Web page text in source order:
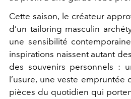
Cette saison, le créateur
d’un tailoring masculin
une sensibilité
inspirations naissent autant
des souvenirs personnels :
l’usure, une veste empruntée
pièces du quotidien qui